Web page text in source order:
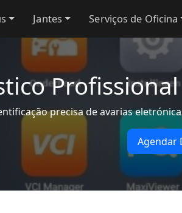
Jantes Serviços de Oficina
precisa de avarias
Agendar